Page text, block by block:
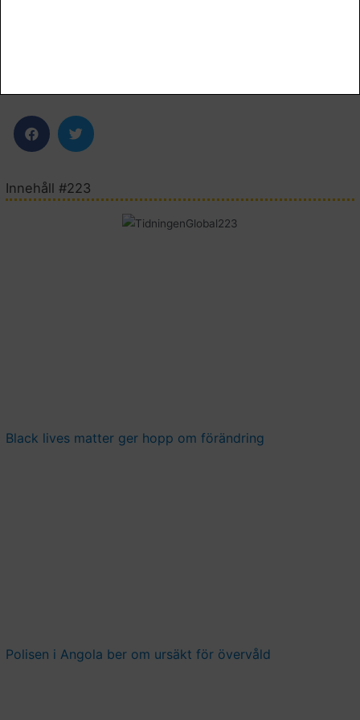
Innehåll #223
Black lives matter ger hopp om förändring
Polisen i Angola ber om ursäkt för övervåld